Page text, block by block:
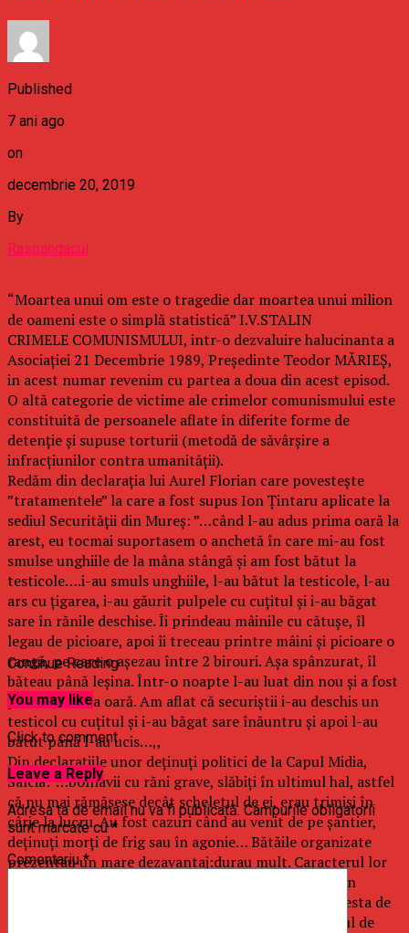
Published
7 ani ago
on
decembrie 20, 2019
By
Raspandacul
“Moartea unui om este o tragedie dar moartea unui milion
de oameni este o simplă statistică” I.V.STALIN
CRIMELE COMUNISMULUI, intr-o dezvaluire halucinanta a
Asociației 21 Decembrie 1989, Președinte Teodor MĂRIEȘ,
in acest numar revenim cu partea a doua din acest episod.
O altă categorie de victime ale crimelor comunismului este
constituită de persoanele aflate în diferite forme de
detenție și supuse torturii (metodă de săvârșire a
infracțiunilor contra umanității).
Redăm din declarația lui Aurel Florian care povestește
”tratamentele” la care a fost supus Ion Țintaru aplicate la
sediul Securității din Mureș: ”…când l-au adus prima oară la
arest, eu tocmai suportasem o anchetă în care mi-au fost
smulse unghiile de la mâna stângă și am fost bătut la
testicole….i-au smuls unghiile, l-au bătut la testicole, l-au
ars cu țigarea, i-au găurit pulpele cu cuțitul și i-au băgat
sare în rănile deschise. Îi prindeau mâinile cu cătușe, îl
legau de picioare, apoi îi treceau printre mâini și picioare o
rangă, pe care o așezau între 2 birouri. Așa spânzurat, îl
băteau până leșina. Într-o noapte l-au luat din nou și a fost
pentru ultima oară. Am aflat că securiștii i-au deschis un
testicol cu cuțitul și i-au băgat sare înăuntru și apoi l-au
bătut până l-au ucis…,,
Din declarațiile unor deținuți politici de la Capul Midia,
Salcia:”…bolnavii cu răni grave, slăbiți în ultimul hal, astfel
că nu mai rămăsese decât scheletul de ei, erau trimiși în
cârje la lucru. Au fost cazuri când au venit de pe șantier,
deținuți morți de frig sau în agonie… Bătăile organizate
prezentau un mare dezavantaj:durau mult. Caracterul lor
birocratic ne obliga să stăm ceasuri în șir la coadă, în
picioare, flămânzi, în ploaie, în frig. Suplimentul acesta de
tortură, repetat seară de seară mi-a stimulat spiritul de
Continue Reading
You may like
Click to comment
Leave a Reply
Adresa ta de email nu va fi publicată. Câmpurile obligatorii
sunt marcate cu*
Comentariu*